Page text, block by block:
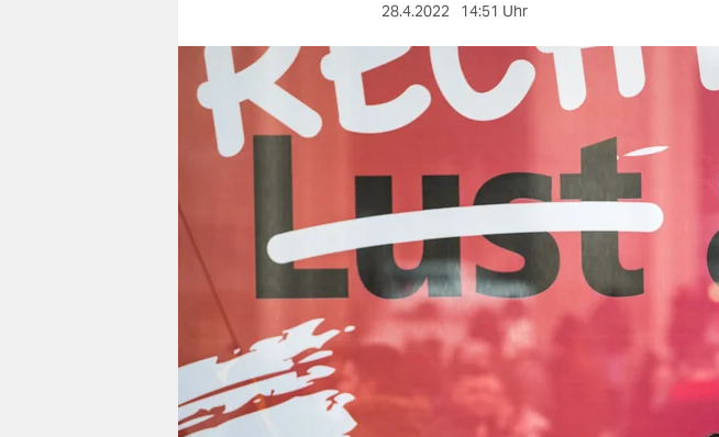
berlin
nord
wahrheit
verlag
veranstaltungen
shop
fragen & hilfe
unterstützen
28.4.2022 14:51 Uhr